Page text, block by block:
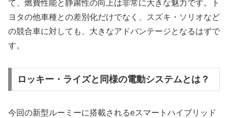
て、燃費性能と静粛性の向上は非常に大きな魅力です。ト
ヨタの他車種との差別化だけでなく、スズキ・ソリオなど
の競合車に対しても、大きなアドバンテージとなるはずで
す。
ロッキー・ライズと同様の電動システムとは？
今回の新型ルーミーに搭載されるeスマートハイブリッド